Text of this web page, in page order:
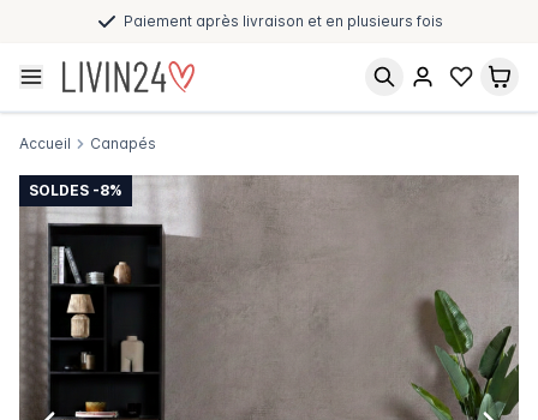
Paiement après livraison et en plusieurs fois
Accueil Canapés
SOLDES -8%